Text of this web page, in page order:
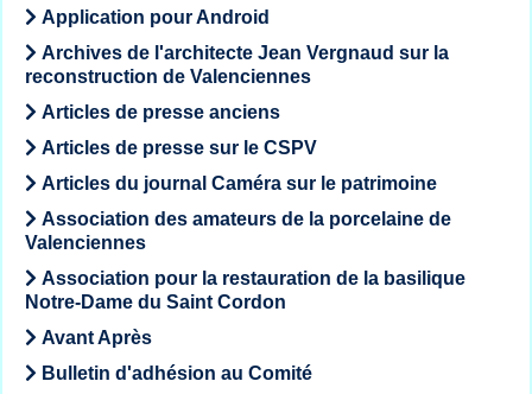
Application pour Android
Archives de l'architecte Jean Vergnaud sur la
reconstruction de Valenciennes
Articles de presse anciens
Articles de presse sur le CSPV
Articles du journal Caméra sur le patrimoine
Association des amateurs de la porcelaine de
Valenciennes
Association pour la restauration de la basilique
Notre-Dame du Saint Cordon
Avant Après
Bulletin d'adhésion au Comité